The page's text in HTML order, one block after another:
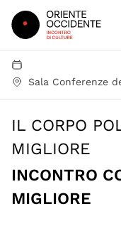
Oriente Occidente
Sala Conferenze
IL CORPO
MIGLIORE
INCONTRO
MIGLIORE